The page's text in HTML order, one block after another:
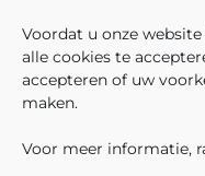
Voordat u onze
alle cookies te
accepteren of uw
maken.
Voor meer informatie,